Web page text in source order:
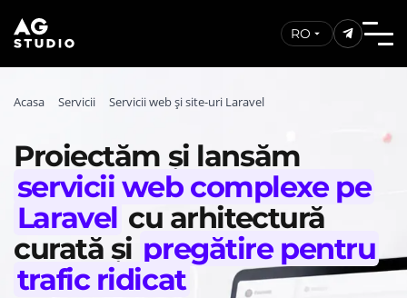
RO
Acasa Servicii Servicii web și site-uri Laravel
Proiectăm și lansăm
servicii web complexe pe
Laravel cu arhitectură
curată și pregătire pentru
trafic ridicat